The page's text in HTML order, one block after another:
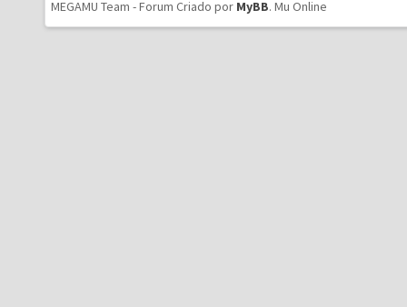
MEGAMU Team - Forum Criado por MyBB. Mu Online